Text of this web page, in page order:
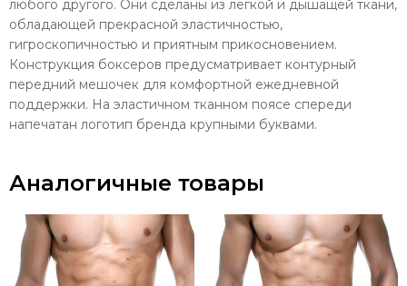
любого другого. Они сделаны из легкой и дышащей ткани,
обладающей прекрасной эластичностью,
гигроскопичностью и приятным прикосновением.
Конструкция боксеров предусматривает контурный
передний мешочек для комфортной ежедневной
поддержки. На эластичном тканном поясе спереди
напечатан логотип бренда крупными буквами.
Аналогичные товары